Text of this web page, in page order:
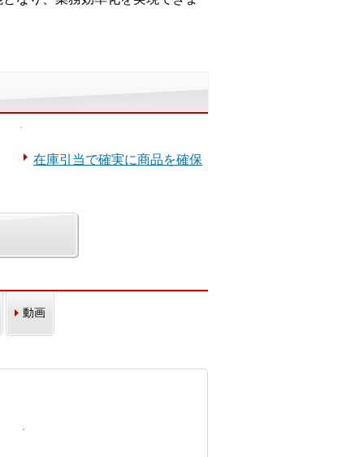
在庫引当で確実に商品を確保
動画